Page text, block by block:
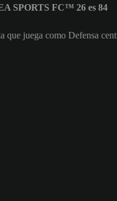
SPORTS FC™ 26 es 84
que juega como Defensa